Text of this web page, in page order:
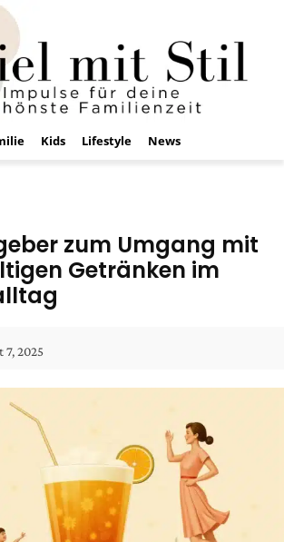
Kids Lifestyle News
zum Umgang mit
Getränken im
7, 2025